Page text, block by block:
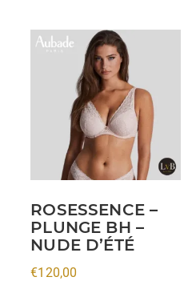
ROSESSENCE –
PLUNGE BH –
NUDE D’ÉTÉ
€120,00
Dit
meerdere
variaties.
gekozen
worden
op
de